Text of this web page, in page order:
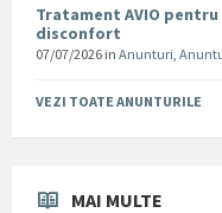
Tratament AVIO
disconfort
07/07/2026 in Anunturi,
VEZI TOATE ANUNTURILE
MAI MULTE